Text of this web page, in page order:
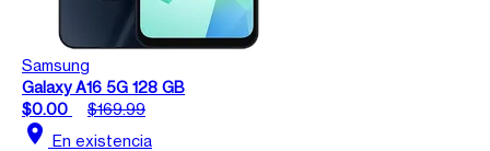
Samsung
Galaxy A16 5G 128 GB
$0.00
$169.99
location_on En existencia